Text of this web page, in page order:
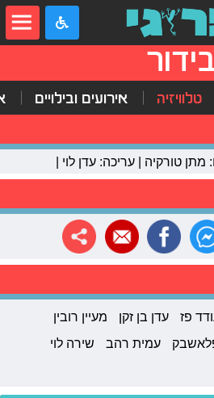
בידור
טלוויזיה אירועים ובילויים
טורקיה | עריכה: עדן לוי |
פז עדן בן זקן
מעיין רובין
עמית רהב
שירה לוי